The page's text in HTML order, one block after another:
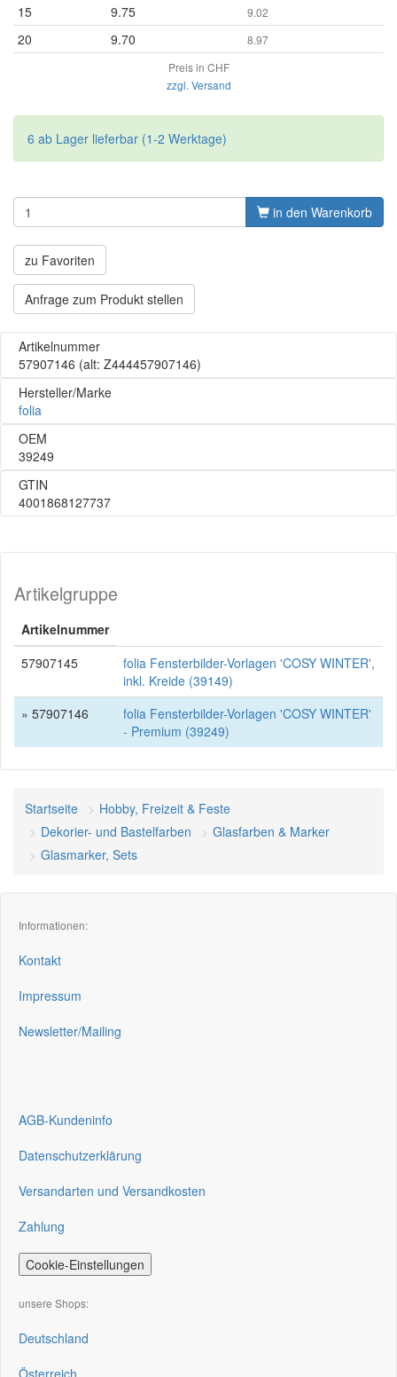
15 9.75 9.02
20 9.70
8.97
Preis in CHF
zzgl. Versand
6 ab Lager lieferbar (1-2 Werktage)
in den Warenkorb
zu Favoriten
Anfrage zum Produkt stellen
Artikelnummer
57907146 (alt: Z444457907146)
Hersteller/Marke
folia
OEM
39249
GTIN
4001868127737
Artikelgruppe
Artikelnummer
57907145
folia Fensterbilder-Vorlagen 'COSY WINTER',
inkl. Kreide (39149)
» 57907146
folia Fensterbilder-Vorlagen 'COSY WINTER'
- Premium (39249)
Startseite
Hobby, Freizeit & Feste
Dekorier- und Bastelfarben
Glasfarben & Marker
Glasmarker, Sets
Informationen:
Kontakt
Impressum
Newsletter/Mailing
AGB-Kundeninfo
Datenschutzerklärung
Versandarten und Versandkosten
Zahlung
Cookie-Einstellungen
unsere Shops:
Deutschland
Österreich